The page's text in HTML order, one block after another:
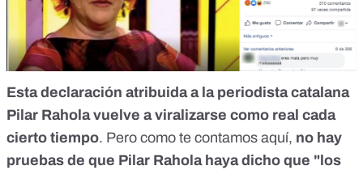
Esta declaración atribuida a la periodista catalana
Pilar Rahola vuelve a viralizarse como real cada
cierto tiempo. Pero como te contamos aquí, no hay
pruebas de que Pilar Rahola haya dicho que "los